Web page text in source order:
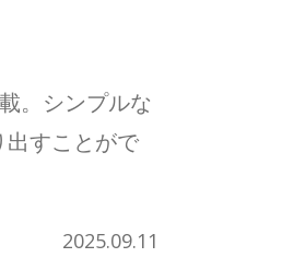
。シンプルな
すことがで
2025.09.11